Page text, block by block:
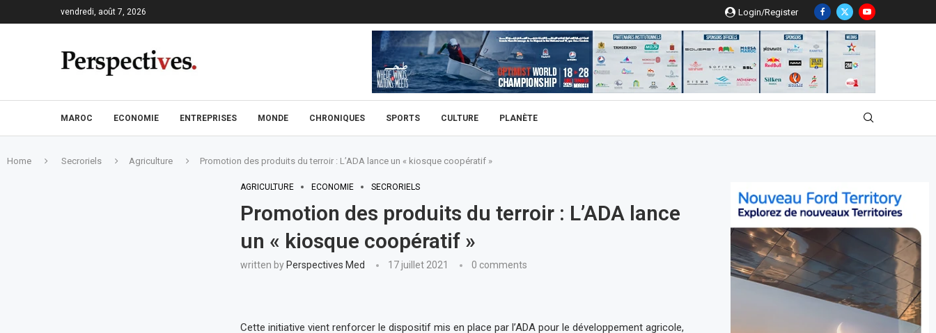
vendredi, août 7, 2026 Login/Register
MAROC ECONOMIE ENTREPRISES MONDE CHRONIQUES SPORTS CULTURE PLANÈTE
Home Secroriels Agriculture Promotion des produits du terroir : L’ADA lance un « kiosque coopératif »
AGRICULTURE ECONOMIE SECRORIELS
Promotion des produits du terroir : L’ADA lance
un « kiosque coopératif »
written by Perspectives Med 17 juillet 2021 0 comments
Cette initiative vient renforcer le dispositif mis en place par l’ADA pour le développement agricole,